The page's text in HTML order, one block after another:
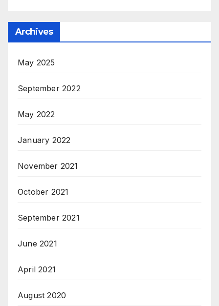
Archives
May 2025
September 2022
May 2022
January 2022
November 2021
October 2021
September 2021
June 2021
April 2021
August 2020